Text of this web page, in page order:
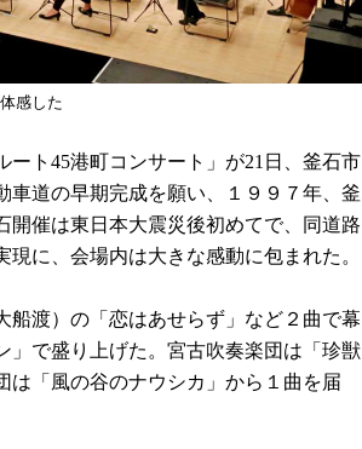
感した
ト45港町コンサート」が21日、釜石市
車道の早期完成を願い、１９９７年、釜
開催は東日本大震災後初めてで、同道路
に、会場内は大きな感動に包まれた。
渡）の「恋はあせらず」など２曲で幕
」で盛り上げた。宮古吹奏楽団は「珍獣
は「風の谷のナウシカ」から１曲を届